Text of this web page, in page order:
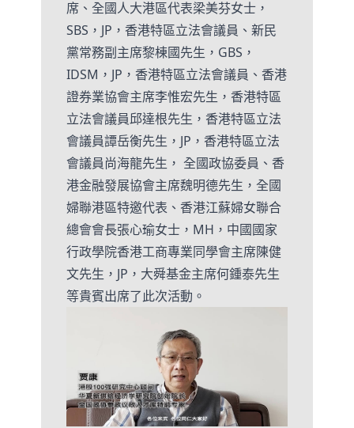
席、全國人大港區代表梁美芬女士，
SBS，JP，香港特區立法會議員、新民
黨常務副主席黎棟國先生，GBS，
IDSM，JP，香港特區立法會議員、香港
證券業協會主席李惟宏先生，香港特區
立法會議員邱達根先生，香港特區立法
會議員譚岳衡先生，JP，香港特區立法
會議員尚海龍先生， 全國政協委員、香
港金融發展協會主席魏明德先生，全國
婦聯港區特邀代表、香港江蘇婦女聯合
總會會長張心瑜女士，MH，中國國家
行政學院香港工商專業同學會主席陳健
文先生，JP，大舜基金主席何鍾泰先生
等貴賓出席了此次活動。